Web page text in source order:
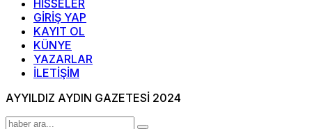
HİSSELER
GİRİŞ YAP
KAYIT OL
KÜNYE
YAZARLAR
İLETİŞİM
AYYILDIZ AYDIN GAZETESİ 2024